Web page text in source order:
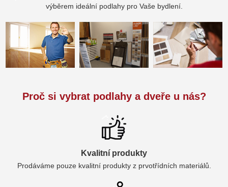
výběrem ideální podlahy pro Vaše bydlení.
Proč si vybrat podlahy a dveře u nás?
Kvalitní produkty
Prodáváme pouze kvalitní produkty z prvotřídních materiálů.